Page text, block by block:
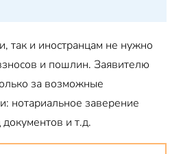
так и иностранцам не нужно
и пошлин. Заявителю
за возможные
нотариальное заверение
и т.д.